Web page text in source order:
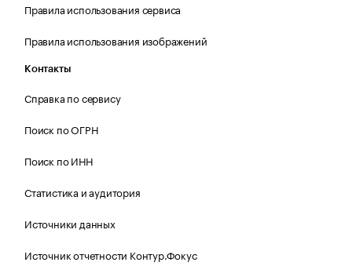
Правила использования сервиса
Правила использования изображений
Контакты
Справка по сервису
Поиск по ОГРН
Поиск по ИНН
Статистика и аудитория
Источники данных
Источник отчетности Контур.Фокус